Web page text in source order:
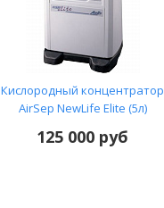
Кислородный концентратор
AirSep NewLife Elite (5л)
125 000 руб